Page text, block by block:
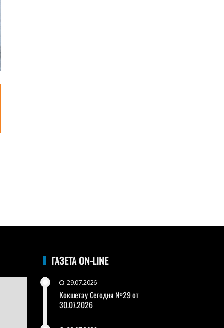
ГАЗЕТА ON-LINE
29.07.2026
Кокшетау Сегодня №29 от
30.07.2026